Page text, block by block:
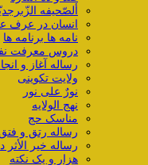
ألصّحیفه
انسان در عرف
نامه ها برنامه ها
دروس معرفت
رساله آغاز و
ولایت تکوینی
نورٌ علی نور
نهج الولایه
مناسک حج
رساله رتق و فتق
رساله خیر الأثر
هزار و یک نکته